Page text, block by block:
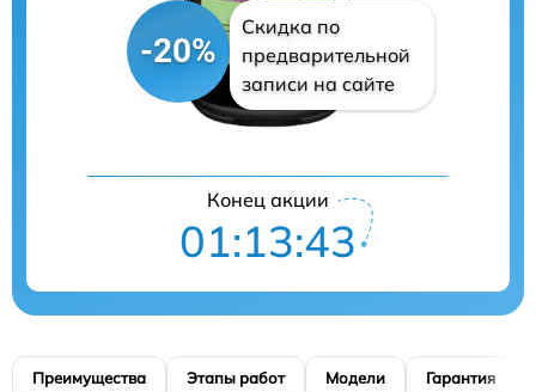
-20%
Скидка по
предварительной
записи на сайте
Конец акции
01:13:41
Преимущества Этапы работ Модели Гарантия